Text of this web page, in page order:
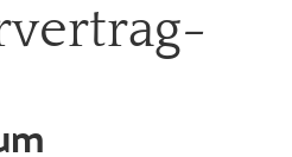
Startseite